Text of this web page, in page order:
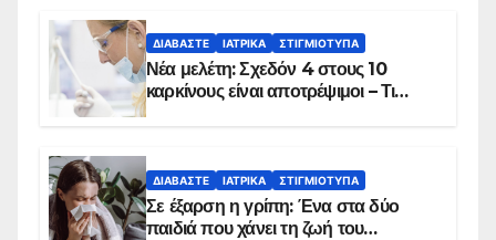
ΔΙΑΒΆΣΤΕ ΙΑΤΡΙΚΆ ΣΤΙΓΜΙΌΤΥΠΑ
Νέα μελέτη: Σχεδόν 4 στους 10
καρκίνους είναι αποτρέψιμοι – Τι
ΔΙΑΒΆΣΤΕ ΙΑΤΡΙΚΆ ΣΤΙΓΜΙΌΤΥΠΑ
Σε έξαρση η γρίπη: Ένα στα δύο
παιδιά που χάνει τη ζωή του